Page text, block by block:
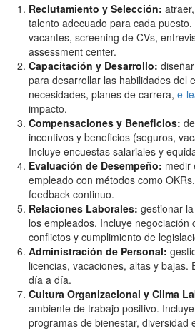
Reclutamiento y Selección:
talento adecuado para cada
vacantes, screening de CVs,
assessment center.
Capacitación y Desarrollo:
para desarrollar las habilidades del
necesidades, planes de carrera, e-
impacto.
Compensaciones y Beneficios:
incentivos y beneficios (seguros,
Incluye encuestas salariales y
Evaluación de Desempeño: medir
empleado con métodos como
feedback continuo.
Relaciones Laborales: gestionar
los empleados. Incluye negociación
conflictos y cumplimiento de
Administración de Personal:
licencias, vacaciones, altas y bajas.
día a día.
Cultura Organizacional y Clima
ambiente de trabajo positivo.
programas de bienestar, diversidad